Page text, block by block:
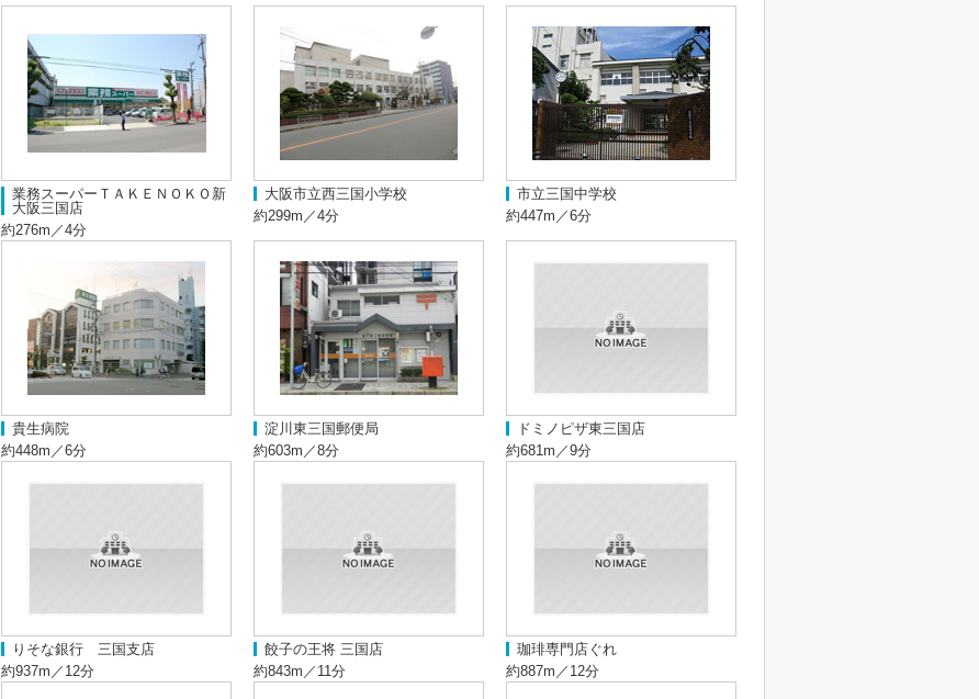
業務スーパーＴＡＫＥＮＯＫＯ新
大阪三国店
約276m／4分
大阪市立西三国小学校
約299m／4分
市立三国中学校
約447m／6分
貴生病院
約448m／6分
淀川東三国郵便局
約603m／8分
ドミノピザ東三国店
約681m／9分
りそな銀行 三国支店
約937m／12分
餃子の王将 三国店
約843m／11分
珈琲専門店ぐれ
約887m／12分